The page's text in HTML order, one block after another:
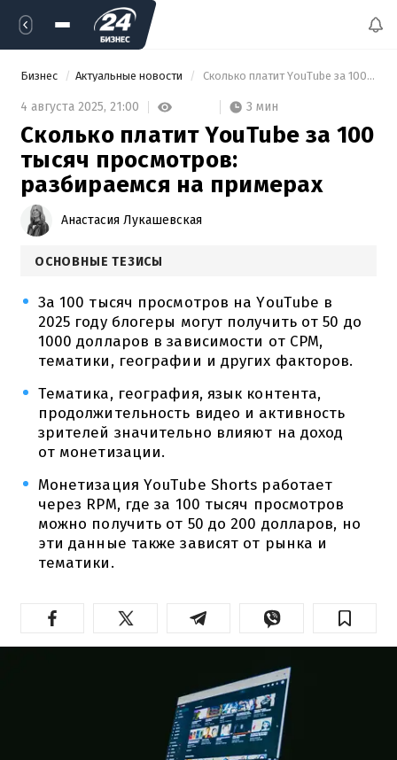
Бизнес Актуальные новости Сколько платит YouTube за 100 тысяч просмотров: разбираемся на примерах
4 августа 2025, 21:00 3 мин
Сколько платит YouTube за 100
тысяч просмотров:
разбираемся на примерах
Анастасия Лукашевская
ОСНОВНЫЕ ТЕЗИСЫ
За 100 тысяч просмотров на YouTube в
2025 году блогеры могут получить от 50 до
1000 долларов в зависимости от CPM,
тематики, географии и других факторов.
Тематика, география, язык контента,
продолжительность видео и активность
зрителей значительно влияют на доход
от монетизации.
Монетизация YouTube Shorts работает
через RPM, где за 100 тысяч просмотров
можно получить от 50 до 200 долларов, но
эти данные также зависят от рынка и
тематики.